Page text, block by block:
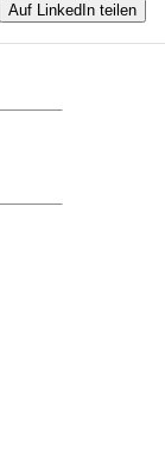
Auf LinkedIn teilen